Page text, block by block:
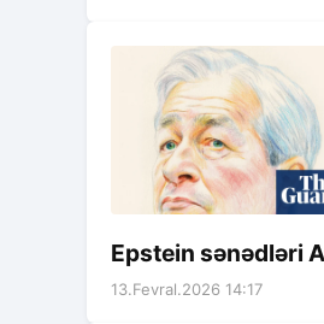
Epstein sənədləri
13.Fevral.2026 14:17